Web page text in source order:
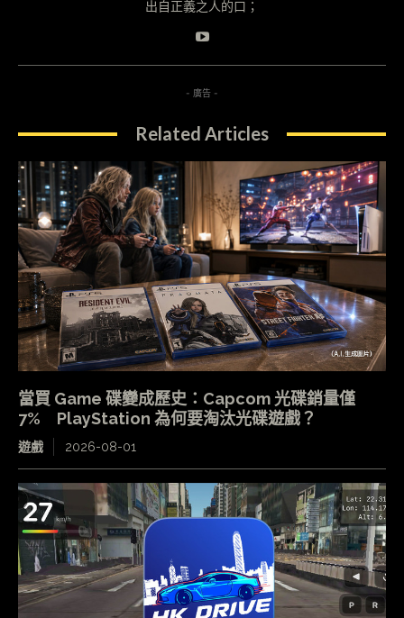
出自正義之人的口；
- 廣告 -
Related Articles
當買 Game 碟變成歷史：Capcom 光碟銷量僅
7% PlayStation 為何要淘汰光碟遊戲？
遊戲 2026-08-01